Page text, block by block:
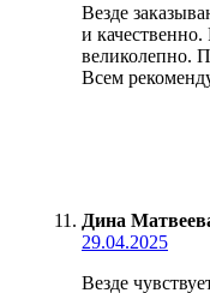
Везде
и
великолепно.
Всем
Дина
29.04.2025
Везде